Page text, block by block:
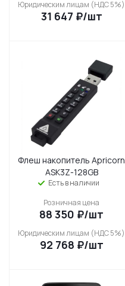
Юридическим лицам (НДС 5%)
31 647 ₽/шт
Флеш накопитель Apricorn
ASK3Z-128GB
Есть в наличии
Розничная цена
88 350 ₽/шт
Юридическим лицам (НДС 5%)
92 768 ₽/шт